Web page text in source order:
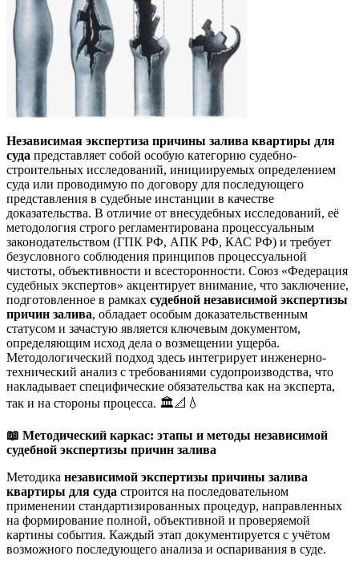
Независимая экспертиза причины залива квартиры для
суда представляет собой особую категорию судебно-
строительных исследований, инициируемых определением
суда или проводимую по договору для последующего
представления в судебные инстанции в качестве
доказательства. В отличие от внесудебных исследований, её
методология строго регламентирована процессуальным
законодательством (ГПК РФ, АПК РФ, КАС РФ) и требует
безусловного соблюдения принципов процессуальной
чистоты, объективности и всесторонности. Союз «Федерация
судебных экспертов» акцентирует внимание, что заключение,
подготовленное в рамках судебной независимой экспертизы
причин залива, обладает особым доказательственным
статусом и зачастую является ключевым документом,
определяющим исход дела о возмещении ущерба.
Методологический подход здесь интегрирует инженерно-
технический анализ с требованиями судопроизводства, что
накладывает специфические обязательства как на эксперта,
так и на стороны процесса. 🏛️📐💧
📖 Методический каркас: этапы и методы независимой
судебной экспертизы причин залива
Методика независимой экспертизы причины залива
квартиры для суда строится на последовательном
применении стандартизированных процедур, направленных
на формирование полной, объективной и проверяемой
картины события. Каждый этап документируется с учётом
возможного последующего анализа и оспаривания в суде.